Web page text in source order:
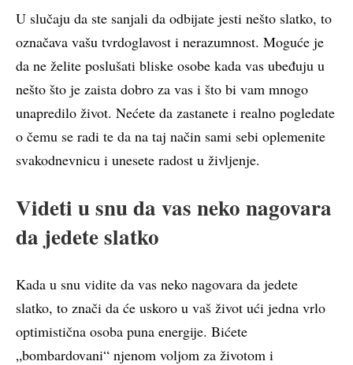
U slučaju da ste sanjali da odbijate jesti nešto slatko, to
označava vašu tvrdoglavost i nerazumnost. Moguće je
da ne želite poslušati bliske osobe kada vas ubeđuju u
nešto što je zaista dobro za vas i što bi vam mnogo
unapredilo život. Nećete da zastanete i realno pogledate
o čemu se radi te da na taj način sami sebi oplemenite
svakodnevnicu i unesete radost u življenje.
Videti u snu da vas neko nagovara
da jedete slatko
Kada u snu vidite da vas neko nagovara da jedete
slatko, to znači da će uskoro u vaš život ući jedna vrlo
optimistična osoba puna energije. Bićete
„bombardovani“ njenom voljom za životom i